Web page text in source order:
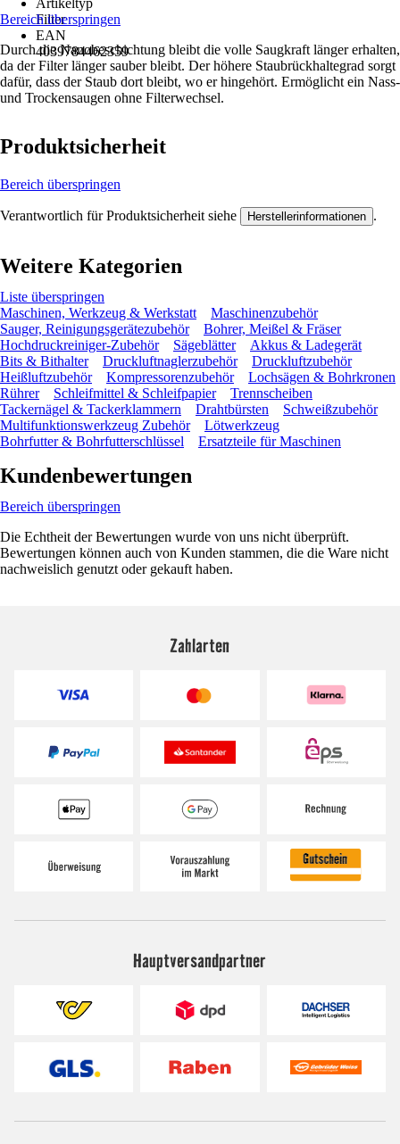
Artikeltyp
Filter
EAN
4039784462359
Bereich überspringen
Durch die Nanobeschichtung bleibt die volle Saugkraft länger erhalten,
da der Filter länger sauber bleibt. Der höhere Staubrückhaltegrad sorgt
dafür, dass der Staub dort bleibt, wo er hingehört. Ermöglicht ein Nass-
und Trockensaugen ohne Filterwechsel.
Produktsicherheit
Bereich überspringen
Verantwortlich für Produktsicherheit siehe Herstellerinformationen .
Weitere Kategorien
Liste überspringen
Maschinen, Werkzeug & Werkstatt
Maschinenzubehör
Sauger, Reinigungsgerätezubehör
Bohrer, Meißel & Fräser
Hochdruckreiniger-Zubehör
Sägeblätter
Akkus & Ladegerät
Bits & Bithalter
Druckluftnaglerzubehör
Druckluftzubehör
Heißluftzubehör
Kompressorenzubehör
Lochsägen & Bohrkronen
Rührer
Schleifmittel & Schleifpapier
Trennscheiben
Tackernägel & Tackerklammern
Drahtbürsten
Schweißzubehör
Multifunktionswerkzeug Zubehör
Lötwerkzeug
Bohrfutter & Bohrfutterschlüssel
Ersatzteile für Maschinen
Kundenbewertungen
Bereich überspringen
Die Echtheit der Bewertungen wurde von uns nicht überprüft.
Bewertungen können auch von Kunden stammen, die die Ware nicht
nachweislich genutzt oder gekauft haben.
Zahlarten
Hauptversandpartner